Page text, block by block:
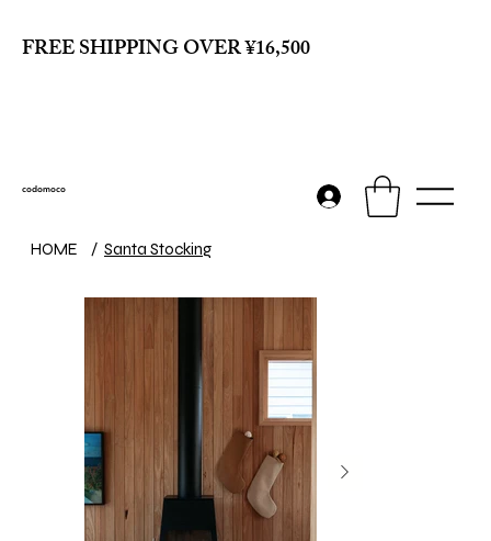
FREE SHIPPING OVER ¥16,500
codomoco
HOME / Santa Stocking